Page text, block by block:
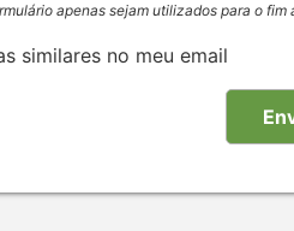
apenas sejam utilizados para o fim
similares no meu email